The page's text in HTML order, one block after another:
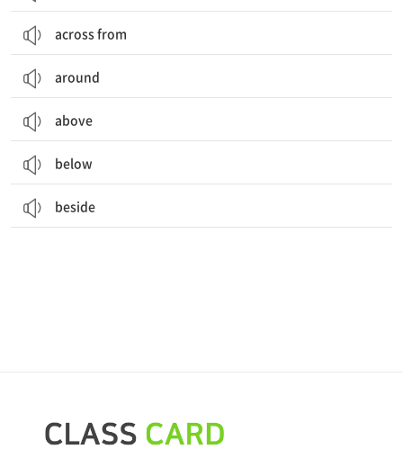
across from
around
above
below
beside